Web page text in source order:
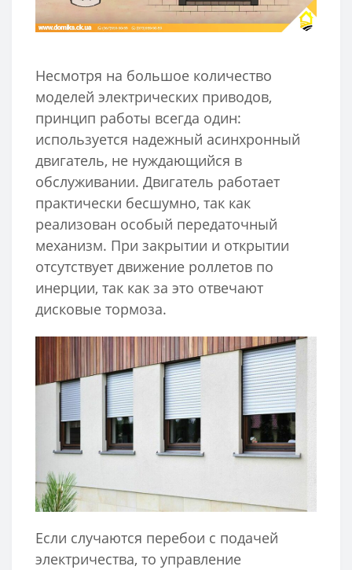
Несмотря на большое количество
моделей электрических приводов,
принцип работы всегда один:
используется надежный асинхронный
двигатель, не нуждающийся в
обслуживании. Двигатель работает
практически бесшумно, так как
реализован особый передаточный
механизм. При закрытии и открытии
отсутствует движение роллетов по
инерции, так как за это отвечают
дисковые тормоза.
Если случаются перебои с подачей
электричества, то управление